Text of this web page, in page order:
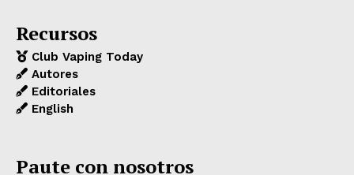
Recursos
Club Vaping Today
Autores
Editoriales
English
Paute con nosotros